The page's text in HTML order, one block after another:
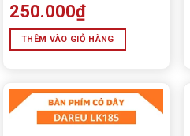
250.000₫
THÊM VÀO GIỎ HÀNG